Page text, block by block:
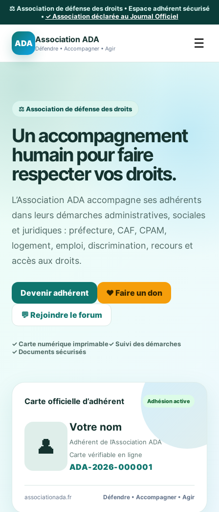
⚖️ Association de défense des droits • Espace adhérent sécurisé
• ✓ Association déclarée au Journal Officiel
ADA Association ADA
Défendre • Accompagner • Agir ☰
⚖️ Association de défense des droits
Un accompagnement
humain pour faire
respecter vos droits.
L’Association ADA accompagne ses adhérents
dans leurs démarches administratives, sociales
et juridiques : préfecture, CAF, CPAM,
logement, emploi, discrimination, recours et
accès aux droits.
Devenir adhérent ❤️ Faire un don
💬 Rejoindre le forum
✓ Carte numérique imprimable✓ Suivi des démarches
✓ Documents sécurisés
Carte officielle d’adhérent Adhésion active
👤
Votre nom
Adhérent de l’Association ADA
Carte vérifiable en ligne
ADA-2026-000001
associationada.fr Défendre • Accompagner • Agir